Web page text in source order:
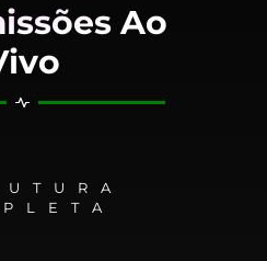
Ao